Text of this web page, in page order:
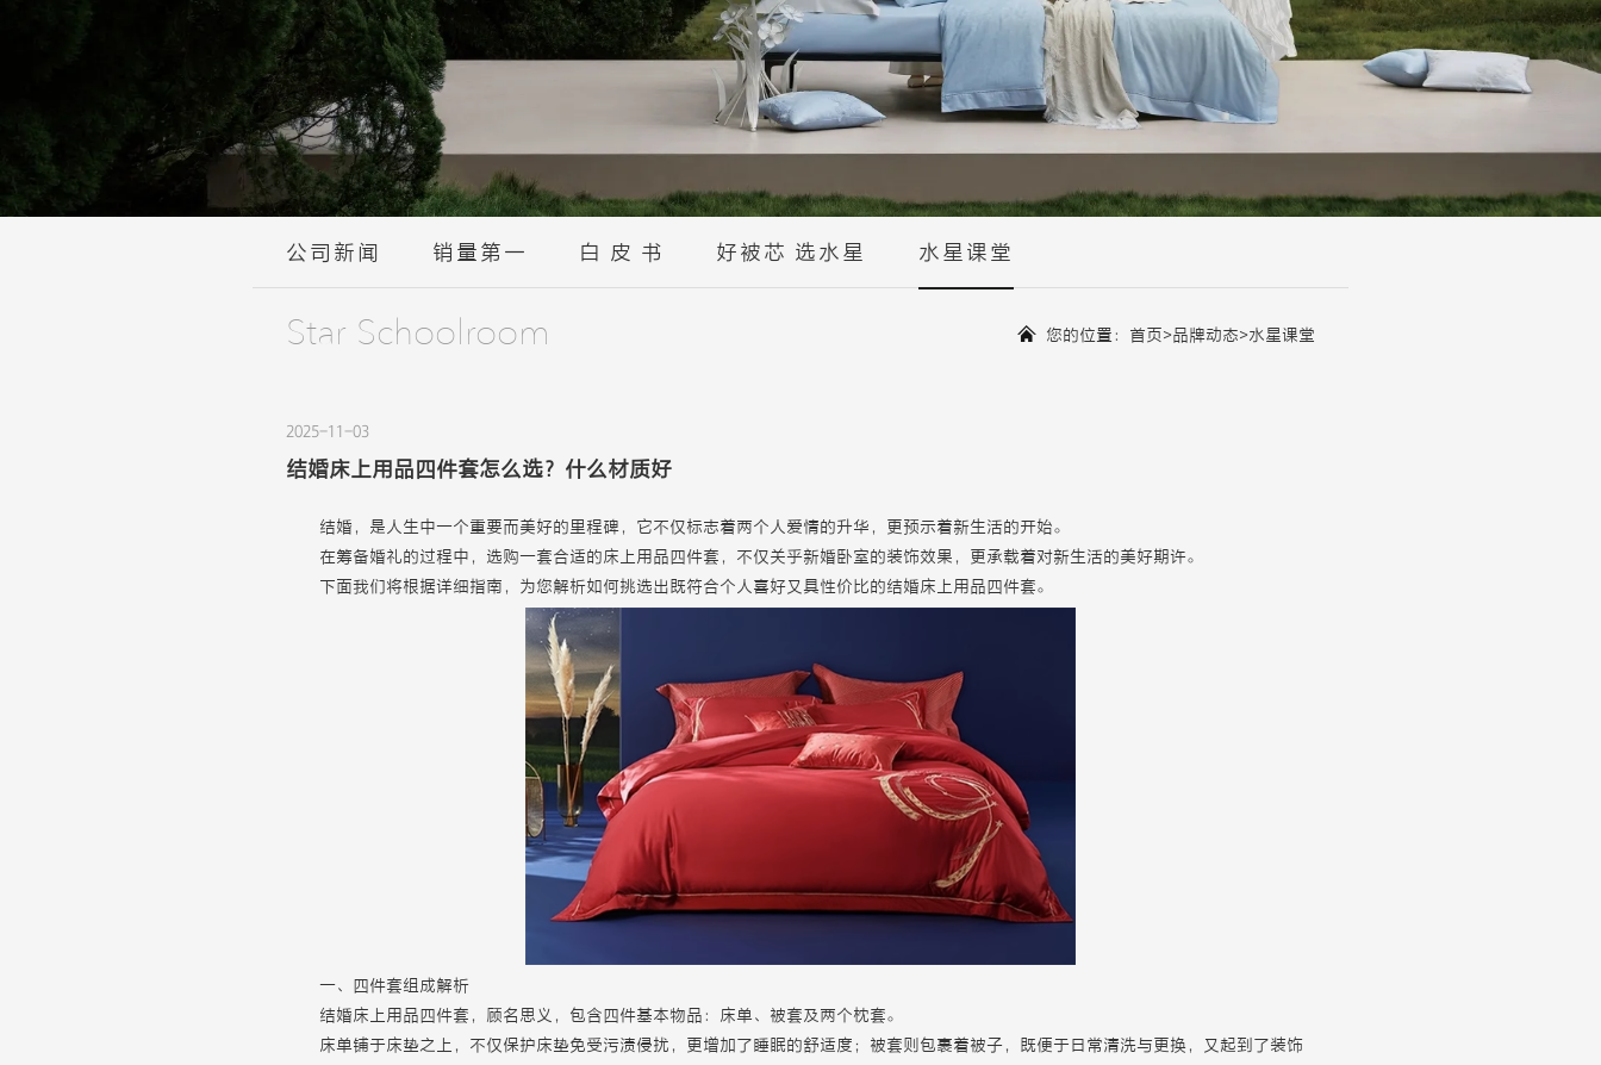
公司新闻 销量第一 白 皮 书 好被芯 选水星 水星课堂
您的位置： 首页 >品牌动态>水星课堂
Star Schoolroom
2025-11-03
结婚床上用品四件套怎么选？什么材质好
结婚，是人生中一个重要而美好的里程碑，它不仅标志着两个人爱情的升华，更预示着新生活的开始。
在筹备婚礼的过程中，选购一套合适的床上用品四件套，不仅关乎新婚卧室的装饰效果，更承载着对新生活的美好期许。
下面我们将根据详细指南，为您解析如何挑选出既符合个人喜好又具性价比的结婚床上用品四件套。
一、四件套组成解析
结婚床上用品四件套，顾名思义，包含四件基本物品：床单、被套及两个枕套。
床单铺于床垫之上，不仅保护床垫免受污渍侵扰，更增加了睡眠的舒适度；被套则包裹着被子，既便于日常清洗与更换，又起到了装饰